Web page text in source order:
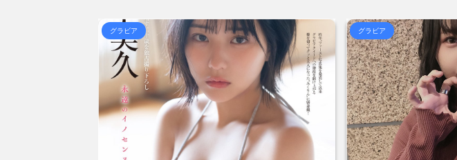
NEW!
(8/8 01:41)
【画像】その太ももでJCは無理だろwww / おまとめ : おすすめ NEW! (8/8 01:37)
【信長の野望・新生】米問屋をどういう時にどこに建てるのかわか... / 気になるニュースま
とめアンテナ
(8/29 00:02)
安倍国葬たったの2.5億円に批判してる奴らって幾らならOKな... / 気になるニュースまとめ
アンテナ
(8/29 00:00)
【悲報】乃木中３０ｔｈヒット祈願が死ぬほど / 気になるニュースまとめアンテナ (8/29
00:00)
【モバマスSS】志希「苺の美味しい食べ方。そして雪美と食べる... / 気になるニュースま
とめアンテナ
(8/29 00:00)
【速報】スプラトゥーン公式、謝罪 / 気になるニュースまとめアンテナ (8/28 23:50)
グラビア グラビア